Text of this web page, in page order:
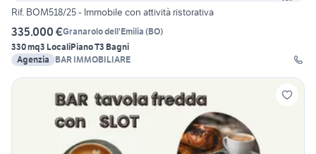
Rif. BOM518/25 - Immobile con attività ristorativa
335.000 €Granarolo dell'Emilia (BO)
330 mq3 LocaliPiano T3 Bagni
Agenzia
BAR IMMOBILIARE